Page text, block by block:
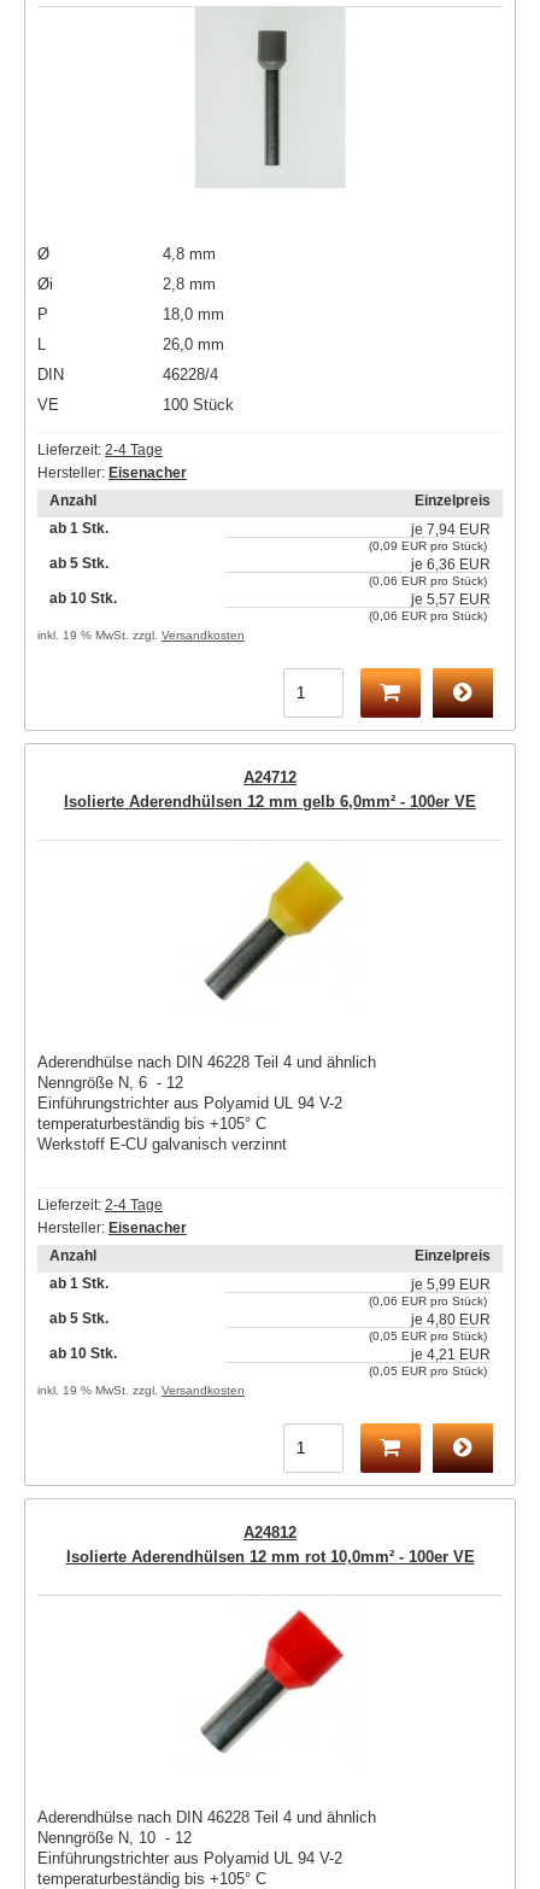
Ø
4,8 mm
Øi
2,8 mm
P
18,0 mm
L
26,0 mm
DIN
46228/4
VE
100 Stück
Lieferzeit: 2-4 Tage
Hersteller: Eisenacher
Anzahl
Einzelpreis
ab 1 Stk.
je 7,94 EUR
(0,09 EUR pro Stück)
ab 5 Stk. je 6,36 EUR
(0,06 EUR pro Stück)
ab 10 Stk. je 5,57 EUR
(0,06 EUR pro Stück)
inkl. 19 % MwSt. zzgl. Versandkosten
A24712
Isolierte Aderendhülsen 12 mm gelb 6,0mm² - 100er VE
Aderendhülse nach DIN 46228 Teil 4 und ähnlich
Nenngröße N, 6 - 12
Einführungstrichter aus Polyamid UL 94 V-2
temperaturbeständig bis +105° C
Werkstoff E-CU galvanisch verzinnt
Lieferzeit: 2-4 Tage
Hersteller: Eisenacher
Anzahl
Einzelpreis
ab 1 Stk.
je 5,99 EUR
(0,06 EUR pro Stück)
ab 5 Stk. je 4,80 EUR
(0,05 EUR pro Stück)
ab 10 Stk. je 4,21 EUR
(0,05 EUR pro Stück)
inkl. 19 % MwSt. zzgl. Versandkosten
A24812
Isolierte Aderendhülsen 12 mm rot 10,0mm² - 100er VE
Aderendhülse nach DIN 46228 Teil 4 und ähnlich
Nenngröße N, 10 - 12
Einführungstrichter aus Polyamid UL 94 V-2
temperaturbeständig bis +105° C